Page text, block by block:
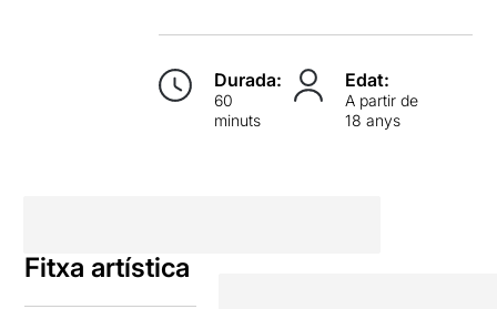
Durada:
60
minuts
Edat:
A partir de
18 anys
Fitxa artística